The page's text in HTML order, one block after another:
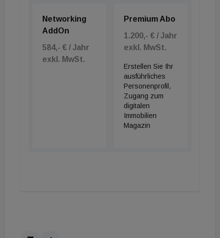
Networking
AddOn
584,- € / Jahr
exkl. MwSt.
Premium Abo
1.200,- € / Jahr
exkl. MwSt.
Erstellen Sie Ihr
ausführliches
Personenprofil,
Zugang zum
digitalen
Immobilien
Magazin